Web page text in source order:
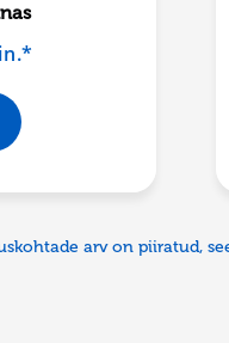
arv on piiratud,